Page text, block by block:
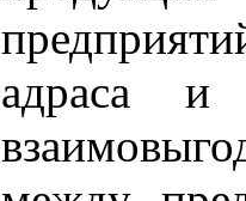
адраса и